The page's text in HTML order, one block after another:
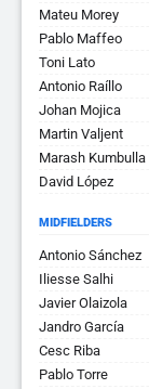
Mateu Morey
Pablo Maffeo
Toni Lato
Antonio Raíllo
Johan Mojica
Martin Valjent
Marash Kumbulla
David López
MIDFIELDERS
Antonio Sánchez
Iliesse Salhi
Javier Olaizola
Jandro García
Cesc Riba
Pablo Torre